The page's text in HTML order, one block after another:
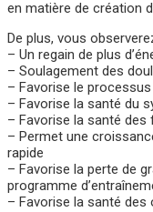
en matière de création
De plus, vous
– Un regain de plus
– Soulagement des
– Favorise le
– Favorise la santé du
– Favorise la santé
– Permet une
rapide
– Favorise la perte de
programme
– Favorise la santé des